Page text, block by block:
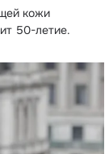
кожи
50-летие.